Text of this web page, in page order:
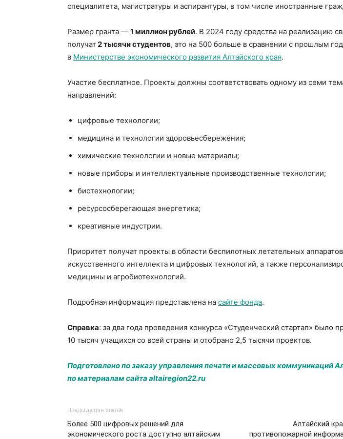
специалитета, магистратуры и аспирантуры, в том числе иностранные
Размер гранта — 1 миллион рублей. В 2024 году средства на реализацию
получат2 тысячи студентов, это на 500 больше в сравнении с прошлым
в Министерстве экономического развития Алтайского края.
Участие бесплатное. Проекты должны соответствовать одному из семи
направлений:
цифровые технологии;
медицина и технологии здоровьесбережения;
химические технологии и новые материалы;
новые приборы и интеллектуальные производственные технологии;
биотехнологии;
ресурсосберегающая энергетика;
креативные индустрии.
Приоритет получат проекты в области беспилотных летательных
искусственного интеллекта и цифровых технологий, а также
медицины и агробиотехнологий.
Подробная информация представлена на сайте фонда.
Справка: за два года проведения конкурса «Студенческий стартап» было
10 тысяч учащихся со всей страны и отобрано 2,5 тысячи проектов.
Подготовлено по заказу управления печати и массовых коммуникаций
по материалам сайта altairegion22.ru
Предыдущая статья
Более 500 цифровых решений для
экономического роста доступно алтайским
Алтайский
противопожарной